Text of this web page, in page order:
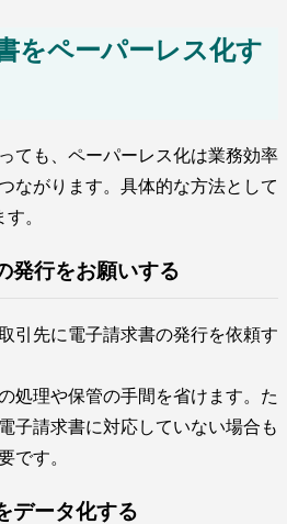
をペーパーレス化す
ても、ペーパーレス化は業務効率
ながります。具体的な方法として
。
発行をお願いする
引先に電子請求書の発行を依頼す
処理や保管の手間を省けます。た
子請求書に対応していない場合も
です。
データ化する